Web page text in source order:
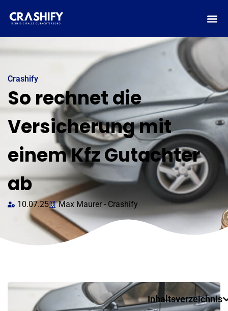
Crashify
So rechnet die
Versicherung mit
einem Kfz Gutachter
ab
10.07.25 Max Maurer - Crashify
Inhaltsverzeichnis